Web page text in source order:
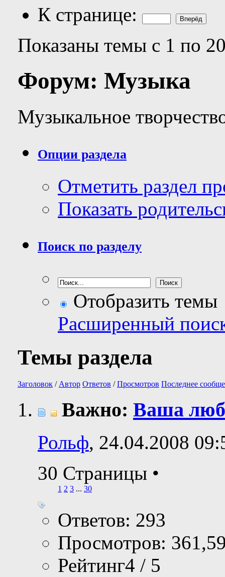
К странице:
Показаны темы с 1 по
Форум: Музыка
Музыкальное
Опции раздела
Отметить раздел
Показать
Поиск по разделу
Отобразить темы
Расширенный
Темы раздела
Заголовок / Автор Ответов /Просмотров Последнее
Важно: Ваша
Рольф, 24.04.2008
30 Страницы •
1 2 3 ... 30
Ответов: 293
Просмотров:
Рейтинг4 / 5